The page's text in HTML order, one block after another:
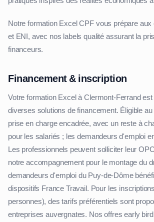
Notre formation Excel CPF vous prépare
et ENI, avec nos labels qualité assurant la
financeurs.
Financement & inscription
Votre formation Excel à Clermont-Ferrand
diverses solutions de financement. Éligible
prise en charge encadrée, avec un reste à
pour les salariés ; les demandeurs d'emploi
Les professionnels peuvent solliciter leur
notre accompagnement pour le montage du
demandeurs d'emploi du Puy-de-Dôme
dispositifs France Travail. Pour les
personnes), des tarifs préférentiels sont
entreprises auvergnates. Nos offres early